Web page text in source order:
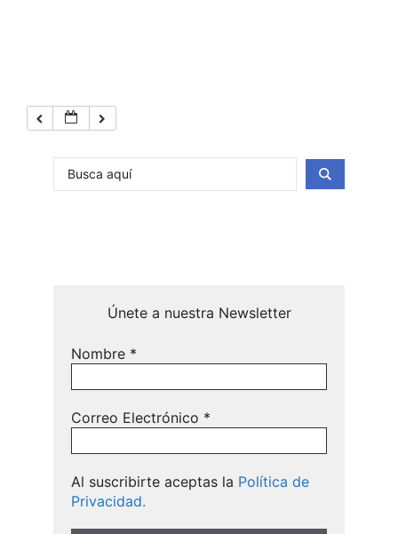
Únete a nuestra Newsletter
Nombre *
Correo Electrónico *
Al suscribirte aceptas la Política de
Privacidad.